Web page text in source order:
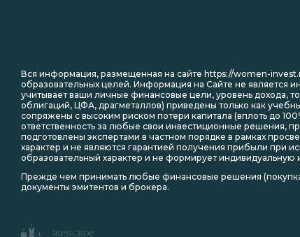
Вся информация, размещенная на сайте https://women-
образовательных целей. Информация на Сайте не является
учитывает ваши личные финансовые цели, уровень дохода,
облигаций, ЦФА, драгметаллов) приведены только как
сопряжены с высоким риском потери капитала (вплоть до
ответственность за любые свои инвестиционные решения,
подготовлены экспертами в частном порядке в рамках
характер и не являются гарантией получения прибыли при
образовательный характер и не формирует индивидуальную
Прежде чем принимать любые финансовые решения
документы эмитентов и брокера.